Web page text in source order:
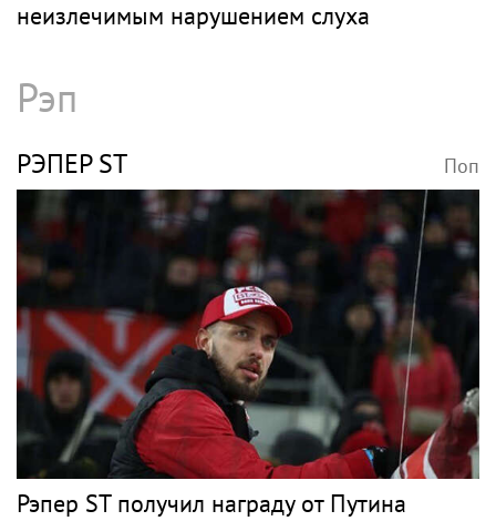
неизлечимым нарушением слуха
Рэп
РЭПЕР ST Поп
Рэпер ST получил награду от Путина